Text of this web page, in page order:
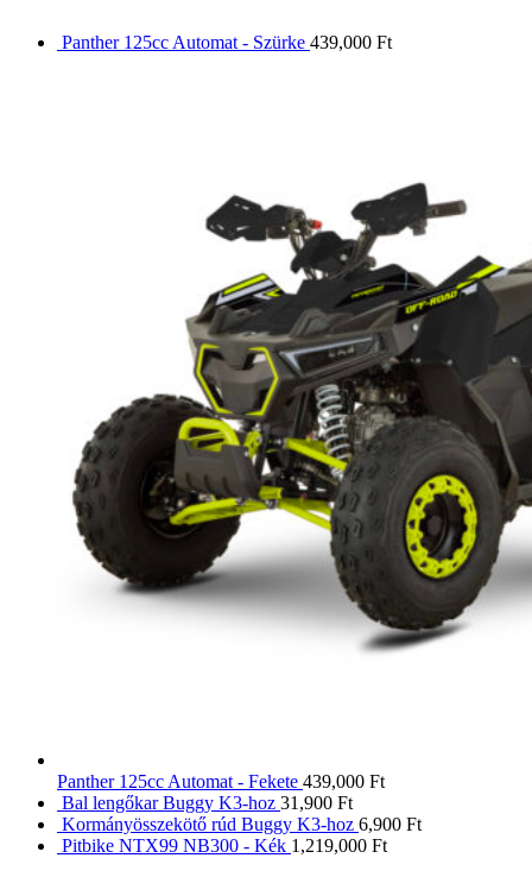
Panther 125cc Automat - Szürke 439,000 Ft
Panther 125cc Automat - Fekete 439,000 Ft
Bal lengőkar Buggy K3-hoz 31,900 Ft
Kormányösszekötő rúd Buggy K3-hoz 6,900 Ft
Pitbike NTX99 NB300 - Kék 1,219,000 Ft